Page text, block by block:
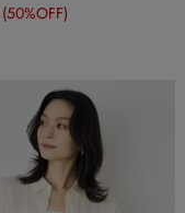
(50%OFF)